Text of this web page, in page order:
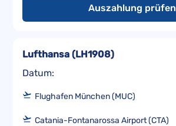
Auszahlung prüfen
Datum:
Lufthansa (LH1908)
Flughafen München (MUC)
Catania-Fontanarossa Airport (CTA)